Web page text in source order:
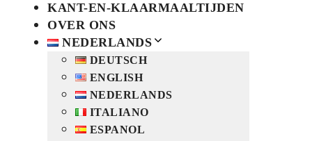
KANT-EN-KLAARMAALTIJDEN
OVER ONS
NEDERLANDS
DEUTSCH
ENGLISH
NEDERLANDS
ITALIANO
ESPANOL